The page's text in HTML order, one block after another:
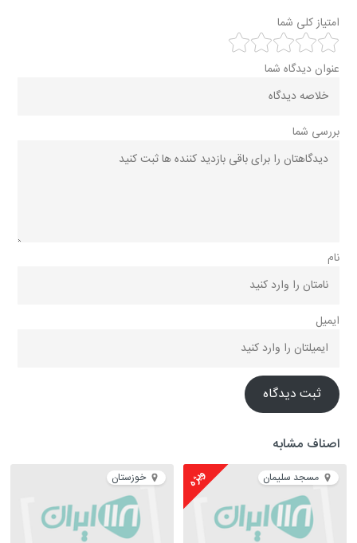
امتیاز کلی شما
عنوان دیدگاه شما
بررسی شما
نام
ایمیل
ثبت دیدگاه
اصناف مشابه
مسجد سلیمان ویژه خوزستان